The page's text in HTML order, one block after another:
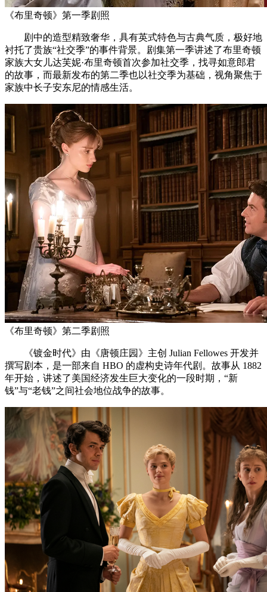
《布里奇顿》第一季剧照
剧中的造型精致奢华，具有英式特色与古典气质，极好地
衬托了贵族“社交季”的事件背景。剧集第一季讲述了布里奇顿
家族大女儿达芙妮·布里奇顿首次参加社交季，找寻如意郎君
的故事，而最新发布的第二季也以社交季为基础，视角聚焦于
家族中长子安东尼的情感生活。
《布里奇顿》第二季剧照
《镀金时代》由《唐顿庄园》主创 Julian Fellowes 开发并
撰写剧本，是一部来自 HBO 的虚构史诗年代剧。故事从 1882
年开始，讲述了美国经济发生巨大变化的一段时期，“新
钱”与“老钱”之间社会地位战争的故事。